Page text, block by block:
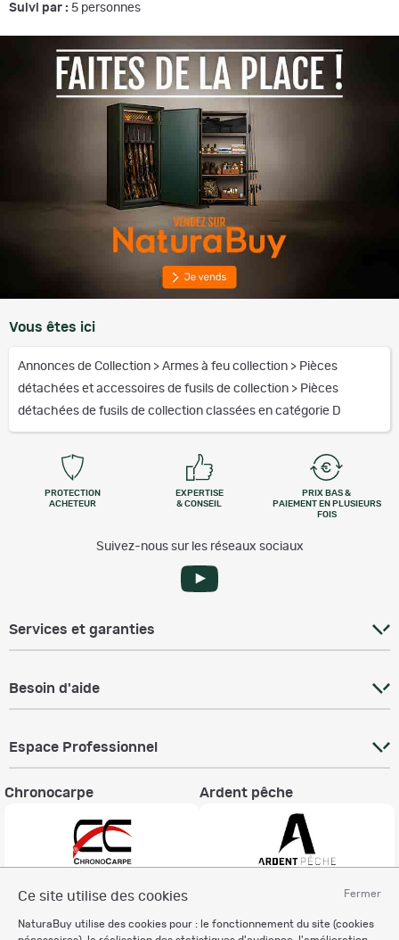
Fermer
Ce site utilise des cookies
NaturaBuy utilise des cookies pour : le fonctionnement du site (cookies
Suivi par : 5 personnes
Vous êtes ici
Annonces de Collection > Armes à feu collection > Pièces
détachées et accessoires de fusils de collection > Pièces
détachées de fusils de collection classées en catégorie D
PROTECTION
ACHETEUR
EXPERTISE
& CONSEIL
PRIX BAS &
PAIEMENT EN PLUSIEURS
FOIS
Suivez-nous sur les réseaux sociaux
Services et garanties
Besoin d'aide
Espace Professionnel
Chronocarpe Ardent pêche
Charte éthique